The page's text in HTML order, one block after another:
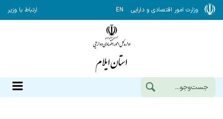
وزارت امور اقتصادی و دارایی EN ارتباط با وزیر